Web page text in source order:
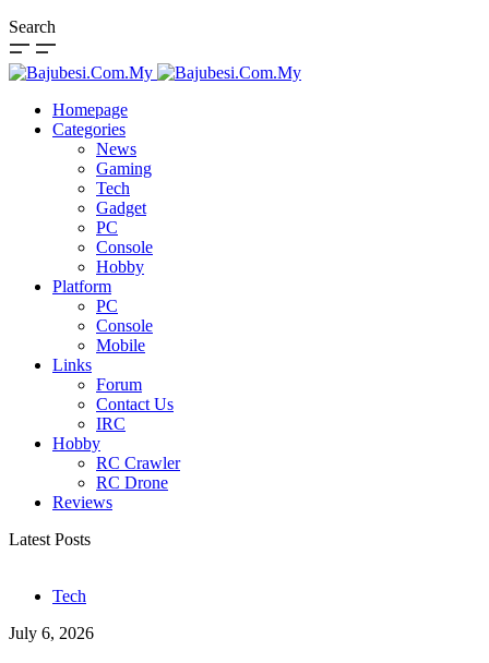
Search
Homepage
Categories
News
Gaming
Tech
Gadget
PC
Console
Hobby
Platform
PC
Console
Mobile
Links
Forum
Contact Us
IRC
Hobby
RC Crawler
RC Drone
Reviews
Latest Posts
Tech
July 6, 2026